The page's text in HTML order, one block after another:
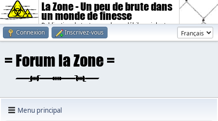
La Zone - Un peu de brute dans
un monde de finesse
Publication de textes sombres, débiles, violents.
Connexion
Inscrivez-vous
Menu principal